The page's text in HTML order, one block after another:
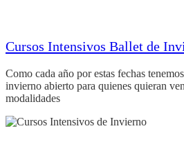
Cursos Intensivos Ballet de
Como cada año por estas fechas
invierno abierto para quienes quieran
modalidades